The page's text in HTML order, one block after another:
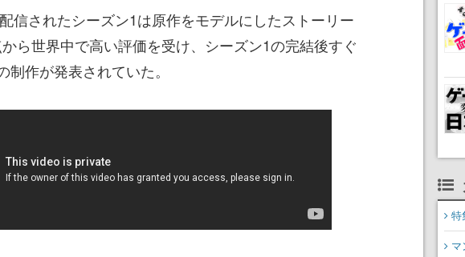
信されたシーズン1は原作をモデルにしたストーリー
ら世界中で高い評価を受け、シーズン1の完結後すぐ
制作が発表されていた。
特
マ